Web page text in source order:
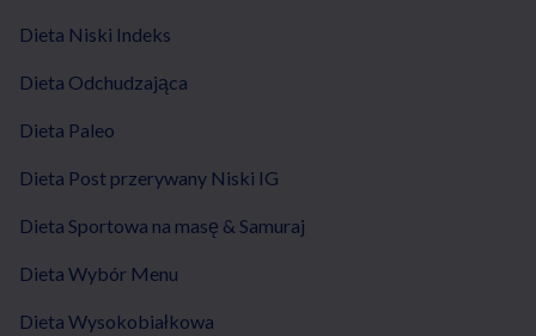
Dieta Niski Indeks
Dieta Odchudzająca
Dieta Paleo
Dieta Post przerywany Niski IG
Dieta Sportowa na masę & Samuraj
Dieta Wybór Menu
Dieta Wysokobiałkowa